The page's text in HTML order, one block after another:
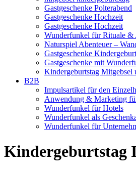
Gastgeschenke Polterabend
Gastgeschenke Hochzeit
Gastgeschenke Hochzeit
Wunderfunkel für Rituale &
Naturspiel Abenteuer –
Gastgeschenke
Gastgeschenke mit
Kindergeburtstag Mitgebsel
B2B
Impulsartikel für den
Anwendung & Marketing
Wunderfunkel für Hotels
Wunderfunkel als
Wunderfunkel für
Kindergeburtstag